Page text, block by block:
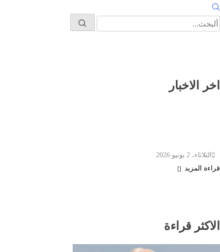
اخر الاخبار
الثلاثاء، 2 يونيو 2026
قراءة المزيد
الاكثر قراءة